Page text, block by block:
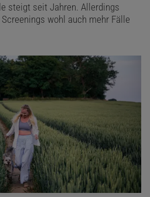
steigt seit Jahren. Allerdings
wohl auch mehr Fälle